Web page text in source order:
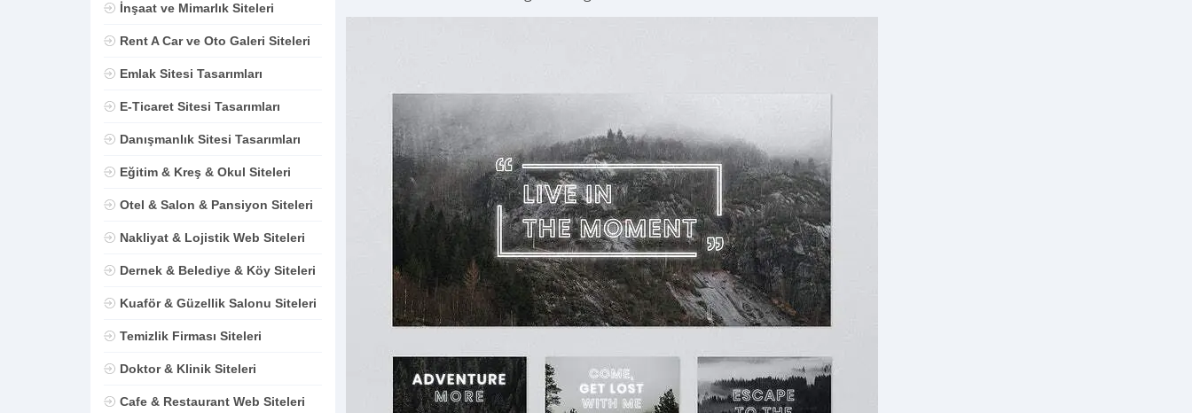
İnşaat ve Mimarlık Siteleri
Rent A Car ve Oto Galeri Siteleri
Emlak Sitesi Tasarımları
E-Ticaret Sitesi Tasarımları
Danışmanlık Sitesi Tasarımları
Eğitim & Kreş & Okul Siteleri
Otel & Salon & Pansiyon Siteleri
Nakliyat & Lojistik Web Siteleri
Dernek & Belediye & Köy Siteleri
Kuaför & Güzellik Salonu Siteleri
Temizlik Firması Siteleri
Doktor & Klinik Siteleri
Cafe & Restaurant Web Siteleri